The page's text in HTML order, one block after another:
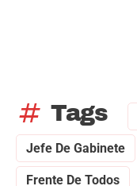
tag Tags
Jefe De Gabinete
Frente De Todos